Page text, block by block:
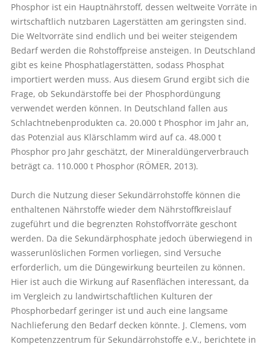
Phosphor ist ein Hauptnährstoff, dessen weltweite Vorräte in
wirtschaftlich nutzbaren Lagerstätten am geringsten sind.
Die Weltvorräte sind endlich und bei weiter steigendem
Bedarf werden die Rohstoffpreise ansteigen. In Deutschland
gibt es keine Phosphatlagerstätten, sodass Phosphat
importiert werden muss. Aus diesem Grund ergibt sich die
Frage, ob Sekundärstoffe bei der Phosphordüngung
verwendet werden können. In Deutschland fallen aus
Schlachtnebenprodukten ca. 20.000 t ­Phosphor im Jahr an,
das Potenzial aus Klärschlamm wird auf ca. 48.000 t
Phosphor pro Jahr geschätzt, der Mineraldüngerverbrauch
beträgt ca. 110.000 t Phosphor (RÖMER, 2013).
Durch die Nutzung dieser Sekundärrohstoffe können die
enthaltenen Nährstoffe wieder dem Nährstoffkreislauf
zugeführt und die begrenzten Rohstoffvorräte geschont
werden. Da die Sekundärphosphate jedoch überwiegend in
wasserunlöslichen Formen vorliegen, sind Versuche
erforderlich, um die Düngewirkung beurteilen zu können.
Hier ist auch die Wirkung auf Rasenflächen interessant, da
im Vergleich zu landwirtschaftlichen Kulturen der
Phosphorbedarf geringer ist und auch eine langsame
Nachlieferung den Bedarf decken könnte. J. Clemens, vom
Kompetenzzentrum für Sekundärrohstoffe e.V., berichtete in